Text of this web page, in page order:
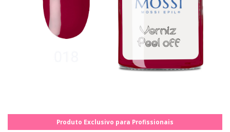
Produto Exclusivo para Profissionais